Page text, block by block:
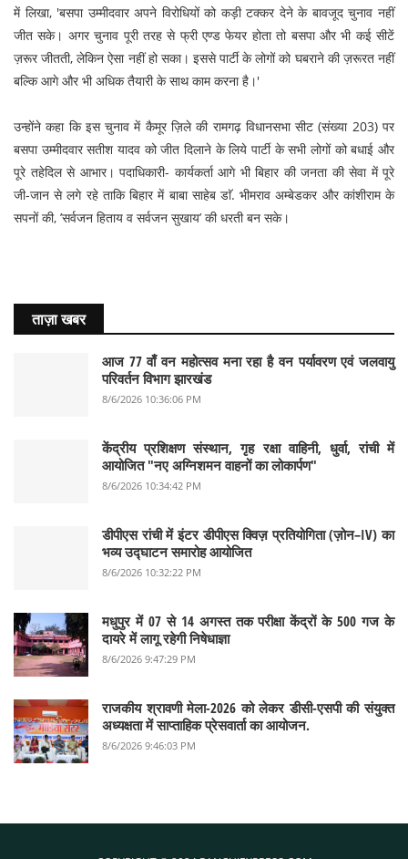
में लिखा, 'बसपा उम्मीदवार अपने विरोधियों को कड़ी टक्कर देने के बावजूद चुनाव नहीं
जीत सके। अगर चुनाव पूरी तरह से फ्री एण्ड फेयर होता तो बसपा और भी कई सीटें
ज़रूर जीतती, लेकिन ऐसा नहीं हो सका। इससे पार्टी के लोगों को घबराने की ज़रूरत नहीं
बल्कि आगे और भी अधिक तैयारी के साथ काम करना है।'
उन्होंने कहा कि इस चुनाव में कैमूर ज़िले की रामगढ़ विधानसभा सीट (संख्या 203) पर
बसपा उम्मीदवार सतीश यादव को जीत दिलाने के लिये पार्टी के सभी लोगों को बधाई और
पूरे तहेदिल से आभार। पदाधिकारी- कार्यकर्ता आगे भी बिहार की जनता की सेवा में पूरे
जी-जान से लगे रहे ताकि बिहार में बाबा साहेब डाॅ. भीमराव अम्बेडकर और कांशीराम के
सपनों की, ’सर्वजन हिताय व सर्वजन सुखाय’ की धरती बन सके।
ताज़ा खबर
आज 77 वाँ वन महोत्सव मना रहा है वन पर्यावरण एवं जलवायु
परिवर्तन विभाग झारखंड
8/6/2026 10:36:06 PM
केंद्रीय प्रशिक्षण संस्थान, गृह रक्षा वाहिनी, धुर्वा, रांची में
आयोजित "नए अग्निशमन वाहनों का लोकार्पण"
8/6/2026 10:34:42 PM
डीपीएस रांची में इंटर डीपीएस क्विज़ प्रतियोगिता (ज़ोन–IV) का
भव्य उद्घाटन समारोह आयोजित
8/6/2026 10:32:22 PM
मधुपुर में 07 से 14 अगस्त तक परीक्षा केंद्रों के 500 गज के
दायरे में लागू रहेगी निषेधाज्ञा
8/6/2026 9:47:29 PM
राजकीय श्रावणी मेला-2026 को लेकर डीसी-एसपी की संयुक्त
अध्यक्षता में साप्ताहिक प्रेसवार्ता का आयोजन.
8/6/2026 9:46:03 PM